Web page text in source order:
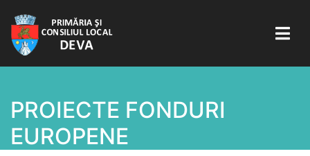
PROIECTE FONDURI
EUROPENE